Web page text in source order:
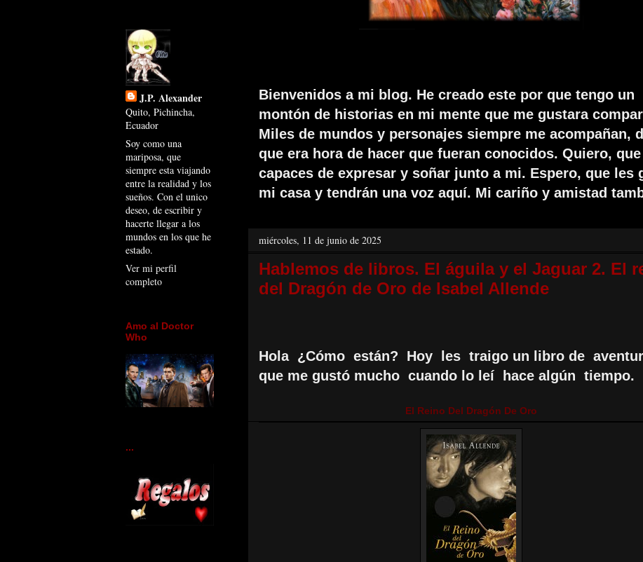
Bienvenidos a mi blog. He creado este por que tengo un
montón de historias en mi mente que me gustara
Miles de mundos y personajes siempre me acompañan,
que era hora de hacer que fueran conocidos. Quiero, que
capaces de expresar y soñar junto a mi. Espero, que les
mi casa y tendrán una voz aquí. Mi cariño y amistad
miércoles, 11 de junio de 2025
Hablemos de libros. El águila y el Jaguar 2. El
del Dragón de Oro de Isabel Allende
Hola ¿Cómo están? Hoy les traigo un libro de
que me gustó mucho cuando lo leí hace algún tiempo.
El Reino Del Dragón De Oro
J.P. Alexander
Quito, Pichincha,
Ecuador
Soy como una
mariposa, que
siempre esta viajando
entre la realidad y los
sueños. Con el unico
deseo, de escribir y
hacerte llegar a los
mundos en los que he
estado.
Ver mi perfil
completo
Amo al Doctor
Who
...